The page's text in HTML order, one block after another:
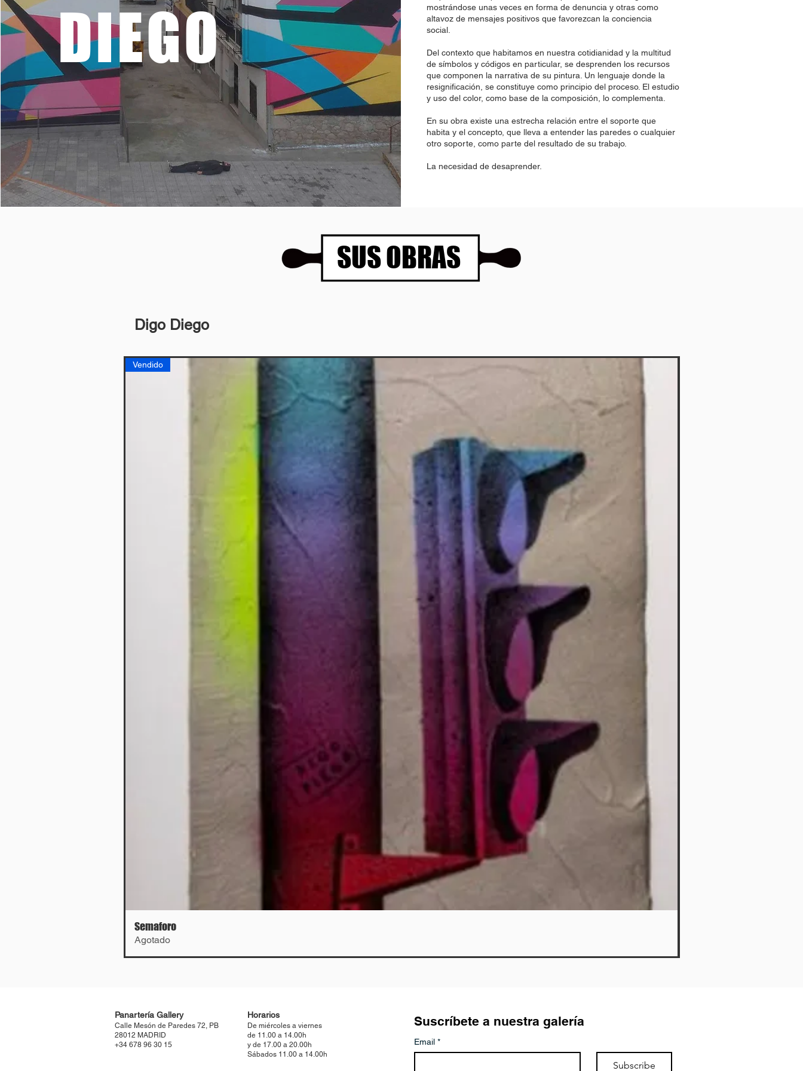
DIEGO
mostrándose unas veces en forma de denuncia y otras como
altavoz de mensajes positivos que favorezcan la conciencia
social.
Del contexto que habitamos en nuestra cotidianidad y la multitud
de símbolos y códigos en particular, se desprenden los recursos
que componen la narrativa de su pintura. Un lenguaje donde la
resignificación, se constituye como principio del proceso. El estudio
y uso del color, como base de la composición, lo complementa.
En su obra existe una estrecha relación entre el soporte que
habita y el concepto, que lleva a entender las paredes o cualquier
otro soporte, como parte del resultado de su trabajo.
La necesidad de desaprender.
SUS OBRAS
Digo Diego
Vendido
Semaforo
Agotado
Panartería Gallery
Calle Mesón de Paredes 72, PB
28012 MADRID
+34 678 96 30 15
Horarios
De miércoles a viernes
de 11.00 a 14.00h
y de 17.00 a 20.00h
Sábados 11.00 a 14.00h
Suscríbete a nuestra galería
Email *
Subscribe